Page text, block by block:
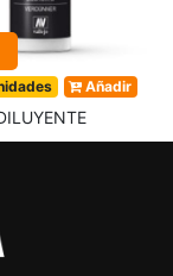
Añadir